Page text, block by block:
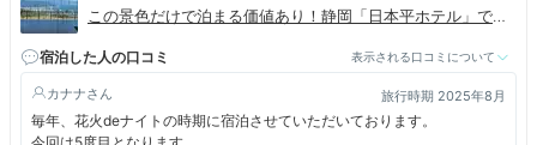
この景色だけで泊まる価値あり！静岡「日本平ホテル」で素
宿泊した人の口コミ 表示される口コミについて
カナナ 旅行時期 2025年8月
毎年、花火deナイトの時期に宿泊させていただいております。